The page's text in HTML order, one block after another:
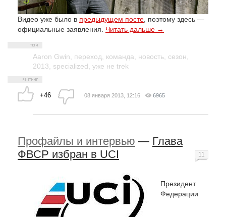
Видео уже было в предыдущем посте , поэтому здесь —
официальные заявления. Читать дальше →
Aaron Gwin переход команда новость сезон
2013
specialized уже не trek
+46 08 января 2013, 12:16 6965
Профайлы и интервью — Глава
ФВСР избран в UCI
Президент
Федерации
11